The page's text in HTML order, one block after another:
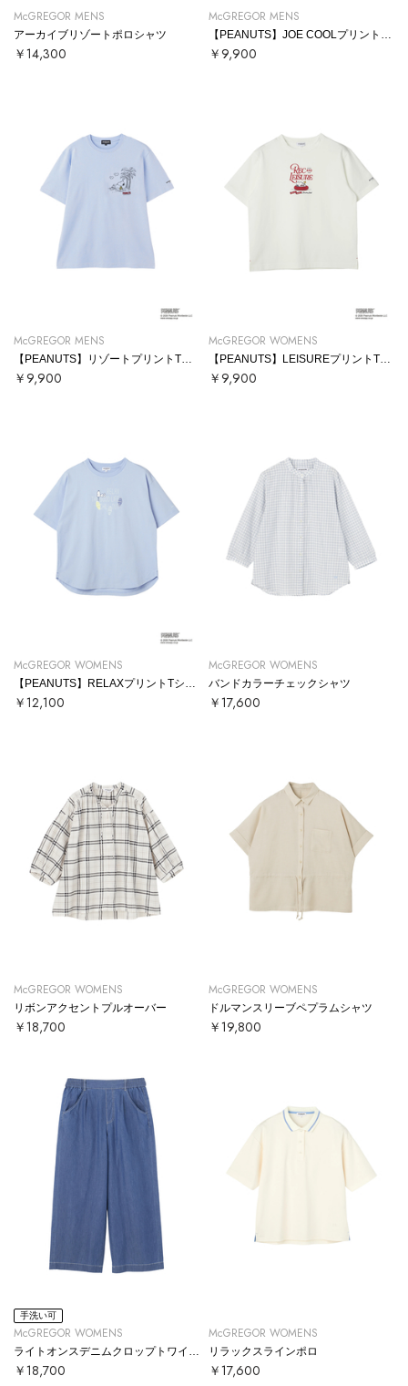
McGREGOR MENS
アーカイブリゾートポロシャツ
￥14,300
McGREGOR MENS
【PEANUTS】JOE COOLプリントTシャツ
￥9,900
McGREGOR MENS
【PEANUTS】リゾートプリントTシャツ
￥9,900
McGREGOR WOMENS
【PEANUTS】LEISUREプリントTシャツ
￥9,900
McGREGOR WOMENS
【PEANUTS】RELAXプリントTシャツ
￥12,100
McGREGOR WOMENS
バンドカラーチェックシャツ
￥17,600
McGREGOR WOMENS
リボンアクセントプルオーバー
￥18,700
McGREGOR WOMENS
ドルマンスリーブペプラムシャツ
￥19,800
手洗い可
McGREGOR WOMENS
ライトオンスデニムクロップトワイドパンツ
￥18,700
McGREGOR WOMENS
リラックスラインポロ
￥17,600